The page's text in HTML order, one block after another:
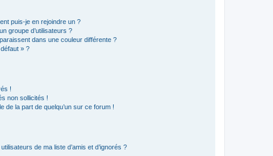
puis-je en rejoindre un ?
groupe d’utilisateurs ?
dans une couleur différente ?
défaut » ?
!
non sollicités !
de la part de quelqu’un sur ce forum !
de ma liste d’amis et d’ignorés ?